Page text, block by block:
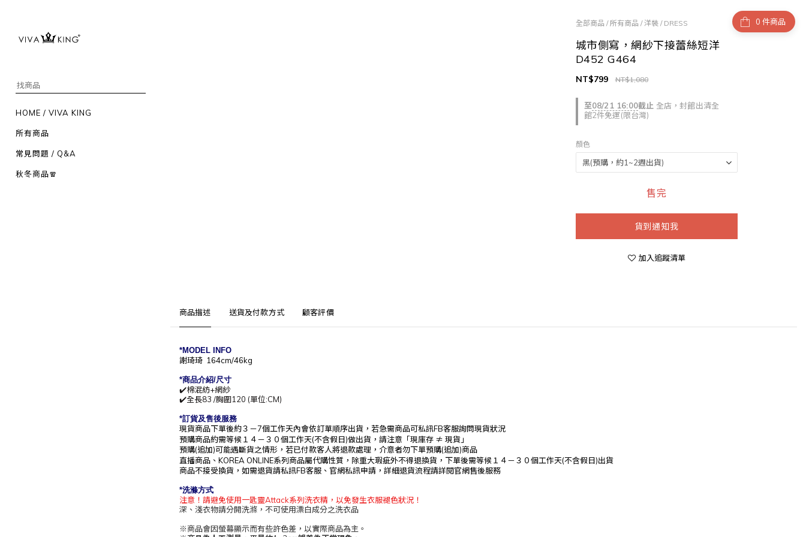
HOME / VIVA KING
所有商品
常見問題 / Q&A
秋冬商品🧣
件商品
全部商品 /所有商品 / 洋裝 / DRESS
城市側寫，網紗下接蕾絲短洋
D452 G464
至08/21 16:00截止 全店，封館出清全
館2件免運(限台灣)
NT$1,080
NT$799
顏色
售完
貨到通知我
加入追蹤清單
商品描述 送貨及付款方式 顧客評價
*MODEL INFO
謝琦琦 164cm/46kg
*商品介紹/尺寸
✔️棉混紡+網紗
✔️全長83 /胸圍120 (單位:CM)
*訂貨及售後服務
現貨商品下單後約３－7個工作天內會依訂單順序出貨， 若急需商品可私訊FB客服詢問現貨狀況
預購商品約需等候１４－３０個工作天(不含假日)做出貨，請注意「現庫存 ≠ 現貨」
預購(追加)可能遇斷貨之情形，若已付款客人將退款處理，介意者勿下單預購(追加)商品
直播商品、KOREA ONLINE系列商品屬代購性質，除重大瑕疵外不得退換貨，下單後需等候１４－３０個工作天(不含假日)出貨
商品不接受換貨，如需退貨請私訊FB客服、官網私訊申請，詳細退貨流程請詳閱官網售後服務
*洗滌方式
注意！請避免使用一匙靈Attack系列洗衣精，以免發生衣服褪色狀況！
深、淺衣物請分開洗滌，不可使用漂白成分之洗衣品
※商品會因螢幕顯示而有些許色差，以實際商品為主。